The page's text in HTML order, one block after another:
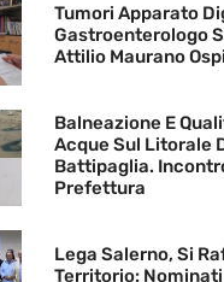
Tumori Apparato
Gastroenterologo
Attilio Maurano
Balneazione E
Acque Sul Litorale
Battipaglia.
Prefettura
Lega Salerno, Si
Territorio: Nominati